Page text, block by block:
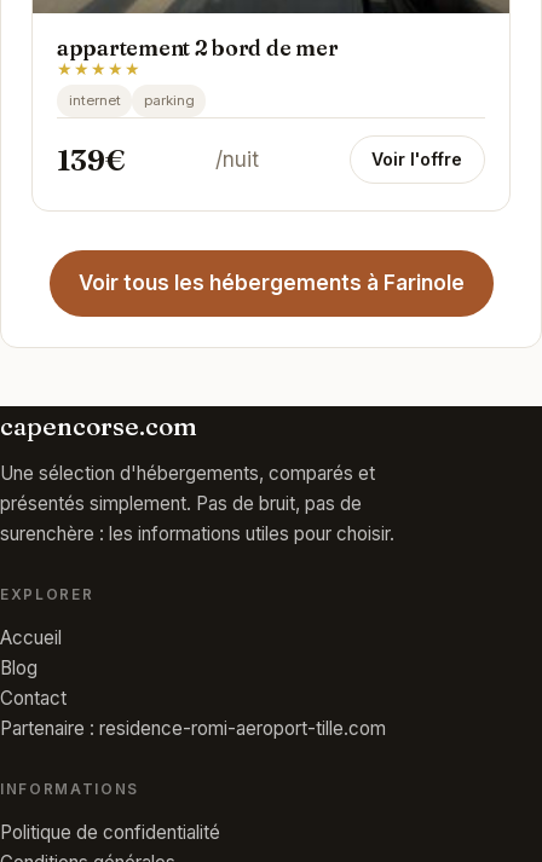
appartement 2 bord de mer
★★★★★
internet parking
139€ /nuit Voir l'offre
Voir tous les hébergements à Farinole
capencorse.com
Une sélection d'hébergements, comparés et
présentés simplement. Pas de bruit, pas de
surenchère : les informations utiles pour choisir.
EXPLORER
Accueil
Blog
Contact
Partenaire : residence-romi-aeroport-tille.com
INFORMATIONS
Politique de confidentialité